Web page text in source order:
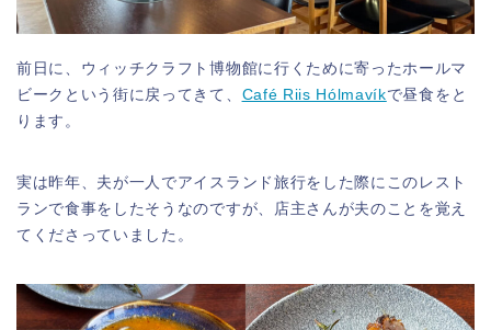
前日に、ウィッチクラフト博物館に行くために寄ったホールマ
ビークという街に戻ってきて、 Café Riis Hólmavíkで昼食をと
ります。
実は昨年、夫が一人でアイスランド旅行をした際にこのレスト
ランで食事をしたそうなのですが、店主さんが夫のことを覚え
てくださっていました。